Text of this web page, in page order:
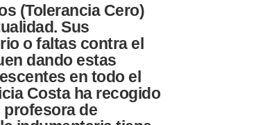
(Tolerancia Cero)
Sus
o faltas contra el
dando estas
en todo el
Costa ha recogido
de